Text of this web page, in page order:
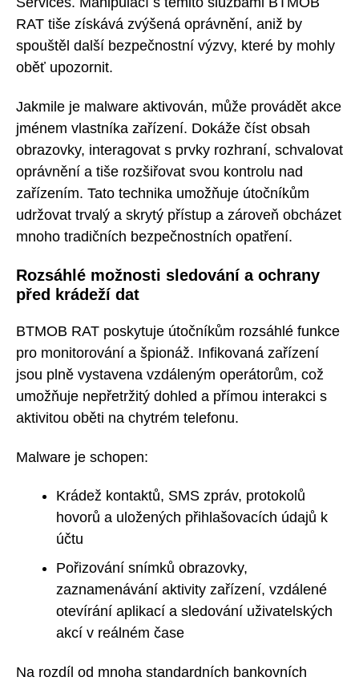
RAT tiše získává zvýšená oprávnění, aniž by
spouštěl další bezpečnostní výzvy, které by mohly
oběť upozornit.
Jakmile je malware aktivován, může provádět akce
jménem vlastníka zařízení. Dokáže číst obsah
obrazovky, interagovat s prvky rozhraní, schvalovat
oprávnění a tiše rozšiřovat svou kontrolu nad
zařízením. Tato technika umožňuje útočníkům
udržovat trvalý a skrytý přístup a zároveň obcházet
mnoho tradičních bezpečnostních opatření.
Rozsáhlé možnosti sledování a ochrany
před krádeží dat
BTMOB RAT poskytuje útočníkům rozsáhlé funkce
pro monitorování a špionáž. Infikovaná zařízení
jsou plně vystavena vzdáleným operátorům, což
umožňuje nepřetržitý dohled a přímou interakci s
aktivitou oběti na chytrém telefonu.
Malware je schopen:
Krádež kontaktů, SMS zpráv, protokolů
hovorů a uložených přihlašovacích údajů k
účtu
Pořizování snímků obrazovky,
zaznamenávání aktivity zařízení, vzdálené
otevírání aplikací a sledování uživatelských
akcí v reálném čase
Na rozdíl od mnoha standardních bankovních